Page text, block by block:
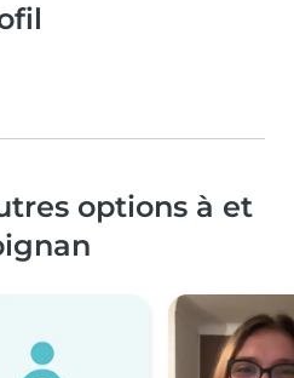
options à et